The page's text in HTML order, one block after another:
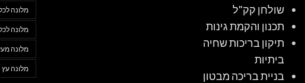
שולחן קק"ל
תכנון והקמת גינות
תיקון בריכות שחיה
ביתיות
בניית בריכה מבטון
מלונה
מלונה
מלונה
מלונה עץ